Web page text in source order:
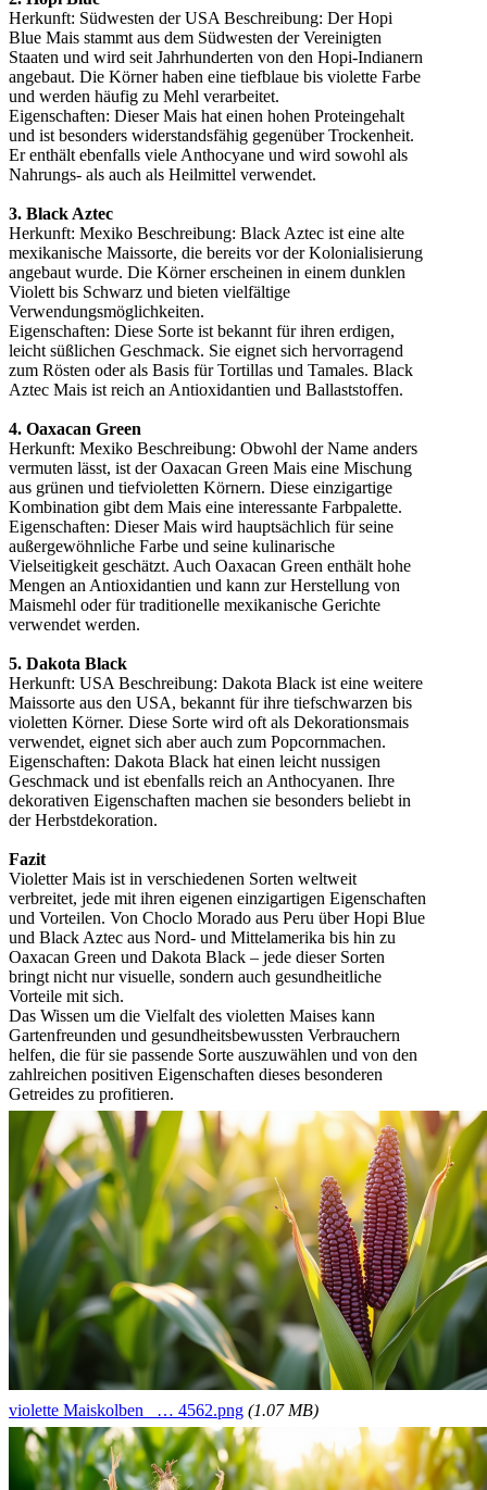
Herkunft: Südwesten der USA Beschreibung: Der Hopi
Blue Mais stammt aus dem Südwesten der Vereinigten
Staaten und wird seit Jahrhunderten von den Hopi-Indianern
angebaut. Die Körner haben eine tiefblaue bis violette Farbe
und werden häufig zu Mehl verarbeitet.
Eigenschaften: Dieser Mais hat einen hohen Proteingehalt
und ist besonders widerstandsfähig gegenüber Trockenheit.
Er enthält ebenfalls viele Anthocyane und wird sowohl als
Nahrungs- als auch als Heilmittel verwendet.
3. Black Aztec
Herkunft: Mexiko Beschreibung: Black Aztec ist eine alte
mexikanische Maissorte, die bereits vor der Kolonialisierung
angebaut wurde. Die Körner erscheinen in einem dunklen
Violett bis Schwarz und bieten vielfältige
Verwendungsmöglichkeiten.
Eigenschaften: Diese Sorte ist bekannt für ihren erdigen,
leicht süßlichen Geschmack. Sie eignet sich hervorragend
zum Rösten oder als Basis für Tortillas und Tamales. Black
Aztec Mais ist reich an Antioxidantien und Ballaststoffen.
4. Oaxacan Green
Herkunft: Mexiko Beschreibung: Obwohl der Name anders
vermuten lässt, ist der Oaxacan Green Mais eine Mischung
aus grünen und tiefvioletten Körnern. Diese einzigartige
Kombination gibt dem Mais eine interessante Farbpalette.
Eigenschaften: Dieser Mais wird hauptsächlich für seine
außergewöhnliche Farbe und seine kulinarische
Vielseitigkeit geschätzt. Auch Oaxacan Green enthält hohe
Mengen an Antioxidantien und kann zur Herstellung von
Maismehl oder für traditionelle mexikanische Gerichte
verwendet werden.
5. Dakota Black
Herkunft: USA Beschreibung: Dakota Black ist eine weitere
Maissorte aus den USA, bekannt für ihre tiefschwarzen bis
violetten Körner. Diese Sorte wird oft als Dekorationsmais
verwendet, eignet sich aber auch zum Popcornmachen.
Eigenschaften: Dakota Black hat einen leicht nussigen
Geschmack und ist ebenfalls reich an Anthocyanen. Ihre
dekorativen Eigenschaften machen sie besonders beliebt in
der Herbstdekoration.
Fazit
Violetter Mais ist in verschiedenen Sorten weltweit
verbreitet, jede mit ihren eigenen einzigartigen Eigenschaften
und Vorteilen. Von Choclo Morado aus Peru über Hopi Blue
und Black Aztec aus Nord- und Mittelamerika bis hin zu
Oaxacan Green und Dakota Black – jede dieser Sorten
bringt nicht nur visuelle, sondern auch gesundheitliche
Vorteile mit sich.
Das Wissen um die Vielfalt des violetten Maises kann
Gartenfreunden und gesundheitsbewussten Verbrauchern
helfen, die für sie passende Sorte auszuwählen und von den
zahlreichen positiven Eigenschaften dieses besonderen
Getreides zu profitieren.
violette Maiskolben_ … 4562.png (1.07 MB)